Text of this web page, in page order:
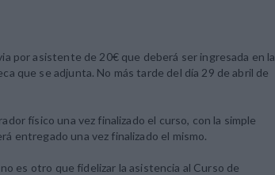
por asistente de 20€ que deberá ser ingresada en la
que se adjunta. No más tarde del día 29 de abril de
físico una vez finalizado el curso, con la simple
entregado una vez finalizado el mismo.
es otro que fidelizar la asistencia al Curso de